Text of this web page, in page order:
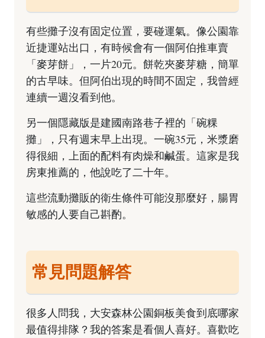
有些攤子沒有固定位置，要碰運氣。像公園靠
近捷運站出口，有時候會有一個阿伯推車賣
「麥芽餅」，一片20元。餅乾夾麥芽糖，簡單
的古早味。但阿伯出現的時間不固定，我曾經
連續一週沒看到他。
另一個隱藏版是建國南路巷子裡的「碗粿
攤」，只有週末早上出現。一碗35元，米漿磨
得很細，上面的配料有肉燥和鹹蛋。這家是我
房東推薦的，他說吃了二十年。
這些流動攤販的衛生條件可能沒那麼好，腸胃
敏感的人要自己斟酌。
常見問題解答
很多人問我，大安森林公園銅板美食到底哪家
最值得排隊？我的答案是看個人喜好。喜歡吃